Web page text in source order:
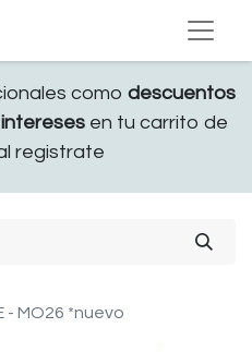
como descuentos
en tu carrito de
registrate
- MO26 *nuevo